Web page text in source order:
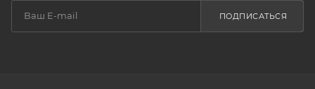
ПОДПИСАТЬСЯ